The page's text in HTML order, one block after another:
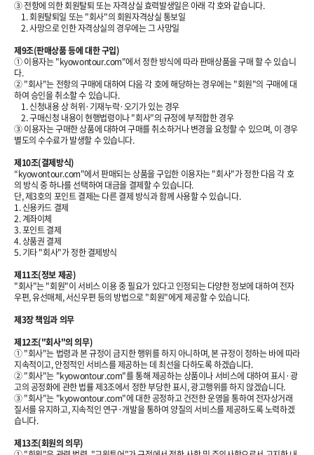
③ 전항에 의한 회원탈퇴 또는 자격상실 효력발생일은 아래 각 호와 같습니다.
1. 회원탈퇴일 또는 "회사"의 회원자격상실 통보일
2. 사망으로 인한 자격상실의 경우에는 그 사망일
제9조(판매상품 등에 대한 구입)
① 이용자는 "kyowontour.com"에서 정한 방식에 따라 판매상품을 구매 할 수 있습니
다.
② "회사"는 전항의 구매에 대하여 다음 각 호에 해당하는 경우에는 "회원"의 구매에 대
하여 승인을 취소할 수 있습니다.
1. 신청내용 상 허위·기재누락·오기가 있는 경우
2. 구매신청 내용이 현행법령이나 "회사"의 규정에 부적합한 경우
③ 이용자는 구매한 상품에 대하여 구매를 취소하거나 변경을 요청할 수 있으며, 이 경우
별도의 수수료가 발생할 수 있습니다.
제10조(결제방식)
“kyowontour.com"에서 판매되는 상품을 구입한 이용자는 "회사"가 정한 다음 각 호
의 방식 중 하나를 선택하여 대금을 결제할 수 있습니다.
단, 제3호의 포인트 결제는 다른 결제 방식과 함께 사용할 수 있습니다.
1. 신용카드 결제
2. 계좌이체
3. 포인트 결제
4. 상품권 결제
5. 기타 "회사"가 정한 결제방식
제11조(정보 제공)
"회사"는 "회원"이 서비스 이용 중 필요가 있다고 인정되는 다양한 정보에 대하여 전자
우편, 유선매체, 서신우편 등의 방법으로 "회원"에게 제공할 수 있습니다.
제3장 책임과 의무
제12조("회사"의 의무)
① "회사"는 법령과 본 규정이 금지한 행위를 하지 아니하며, 본 규정이 정하는 바에 따라
지속적이고, 안정적인 서비스를 제공하는 데 최선을 다하도록 하겠습니다.
② "회사"는 "kyowontour.com"를 통해 제공하는 상품이나 서비스에 대하여 표시·광
고의 공정화에 관한 법률 제3조에서 정한 부당한 표시, 광고행위를 하지 않겠습니다.
③ "회사"는 "kyowontour.com"에 대한 공정하고 건전한 운영을 통하여 전자상거래
질서를 유지하고, 지속적인 연구·개발을 통하여 양질의 서비스를 제공하도록 노력하겠
습니다.
제13조(회원의 의무)